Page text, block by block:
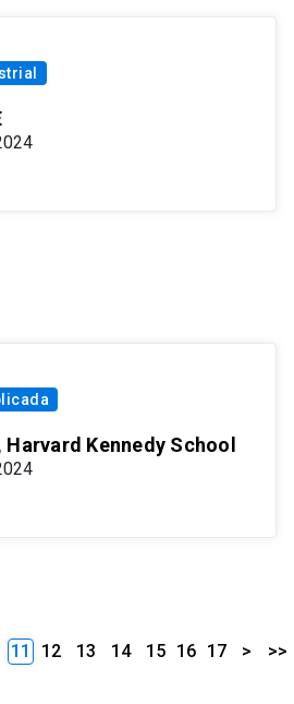
Kennedy School
11 12 13 14 15 16 17 > >>